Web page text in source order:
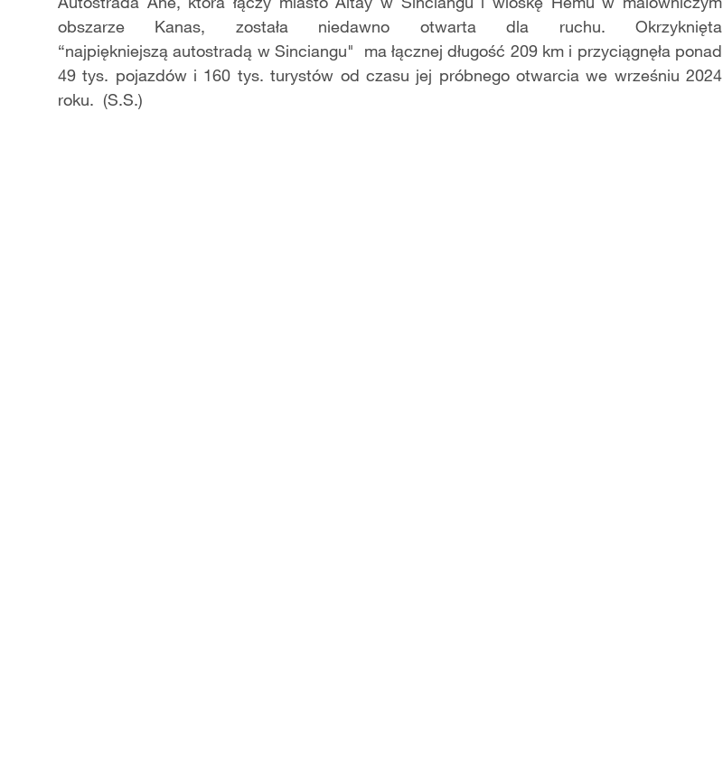
obszarze Kanas, została niedawno otwarta dla ruchu. Okrzyknięta
“najpiękniejszą autostradą w Sinciangu" małącznej długość 209 km i przyciągnęła ponad
49 tys. pojazdów i 160 tys. turystów od czasu jej próbnego otwarcia we wrześniu 2024
roku. (S.S.)